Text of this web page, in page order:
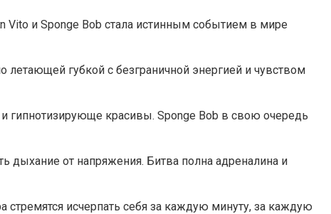
Vito и Sponge Bob стала истинным событием в мире
летающей губкой с безграничной энергией и чувством
гипнотизирующе красивы. Sponge Bob в свою очередь
от напряжения. Битва полна адреналина и
исчерпать себя за каждую минуту, за каждую